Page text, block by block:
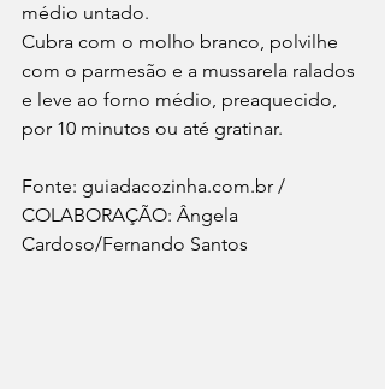
médio untado.
Cubra com o molho branco, polvilhe
com o parmesão e a mussarela ralados
e leve ao forno médio, preaquecido,
por 10 minutos ou até gratinar.
Fonte: guiadacozinha.com.br /
COLABORAÇÃO: Ângela
Cardoso/Fernando Santos